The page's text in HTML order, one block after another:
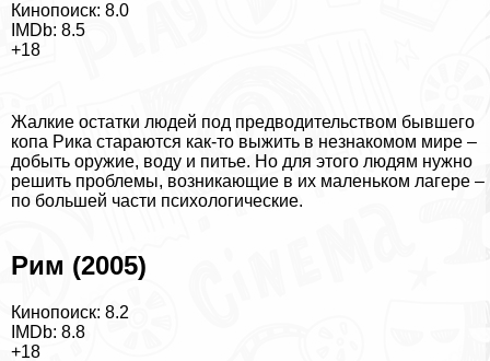
Кинопоиск: 8.0
IMDb: 8.5
+18
Жалкие остатки людей под предводительством бывшего
копа Рика стараются как-то выжить в незнакомом мире –
добыть оружие, воду и питье. Но для этого людям нужно
решить проблемы, возникающие в их маленьком лагере –
по большей части психологические.
Рим (2005)
Кинопоиск: 8.2
IMDb: 8.8
+18